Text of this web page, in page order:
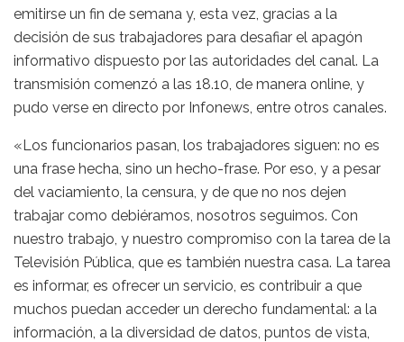
emitirse un fin de semana y, esta vez, gracias a la
decisión de sus trabajadores para desafiar el apagón
informativo dispuesto por las autoridades del canal. La
transmisión comenzó a las 18.10, de manera online, y
pudo verse en directo por Infonews, entre otros canales.
«Los funcionarios pasan, los trabajadores siguen: no es
una frase hecha, sino un hecho-frase. Por eso, y a pesar
del vaciamiento, la censura, y de que no nos dejen
trabajar como debiéramos, nosotros seguimos. Con
nuestro trabajo, y nuestro compromiso con la tarea de la
Televisión Pública, que es también nuestra casa. La tarea
es informar, es ofrecer un servicio, es contribuir a que
muchos puedan acceder un derecho fundamental: a la
información, a la diversidad de datos, puntos de vista,